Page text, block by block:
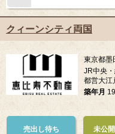
クィーンシティ両国
東京都墨
JR中央
都営大江
築年月
売出し待ち
未公